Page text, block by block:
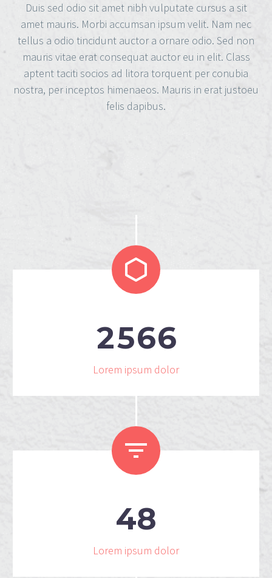
Duis sed odio sit amet nibh vulputate cursus a sit
amet mauris. Morbi accumsan ipsum velit. Nam nec
tellus a odio tincidunt auctor a ornare odio. Sed non
mauris vitae erat consequat auctor eu in elit. Class
aptent taciti socios ad litora torquent per conubia
nostra, per inceptos himenaeos. Mauris in erat justoeu
felis dapibus.


2566
Lorem ipsum dolor


48
Lorem ipsum dolor